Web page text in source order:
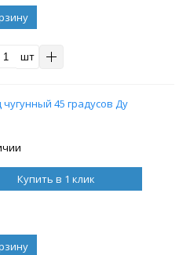
шт
45 градусов Ду
Купить в 1 клик